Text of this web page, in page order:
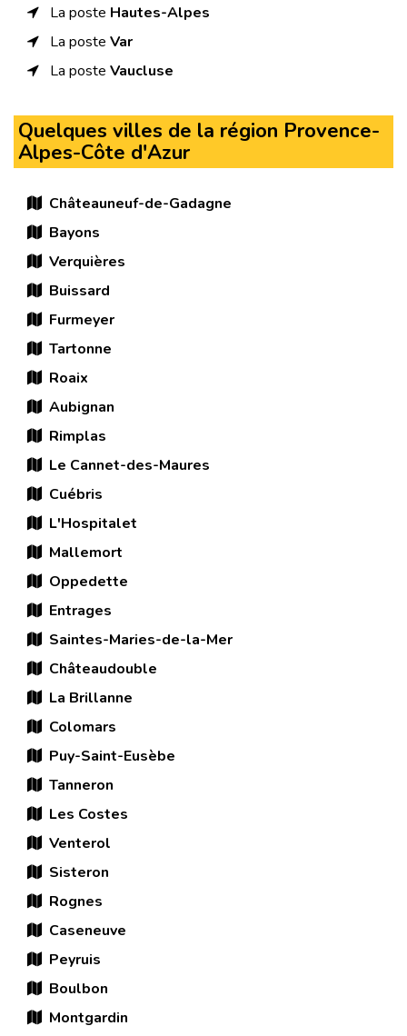
La poste Hautes-Alpes
La poste Var
La poste Vaucluse
Quelques villes de la région Provence-
Alpes-Côte d'Azur
Châteauneuf-de-Gadagne
Bayons
Verquières
Buissard
Furmeyer
Tartonne
Roaix
Aubignan
Rimplas
Le Cannet-des-Maures
Cuébris
L'Hospitalet
Mallemort
Oppedette
Entrages
Saintes-Maries-de-la-Mer
Châteaudouble
La Brillanne
Colomars
Puy-Saint-Eusèbe
Tanneron
Les Costes
Venterol
Sisteron
Rognes
Caseneuve
Peyruis
Boulbon
Montgardin